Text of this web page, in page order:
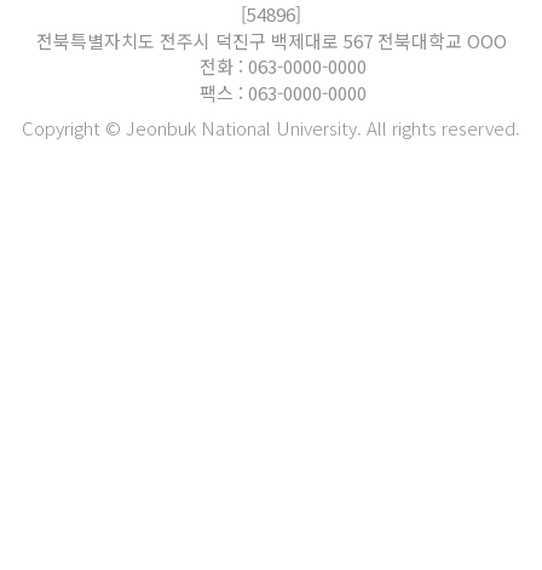
[54896]
전북특별자치도 전주시 덕진구 백제대로 567 전북대학교 OOO
전화 : 063-0000-0000
팩스 : 063-0000-0000
Copyright © Jeonbuk National University. All rights reserved.